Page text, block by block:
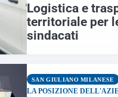
Logistica e
territoriale per
sindacati
SAN GIULIANO MILANESE
LA POSIZIONE